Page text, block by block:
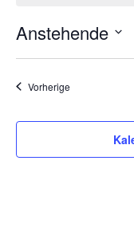
Anstehende
Datum
VorherigeVeranstaltungen